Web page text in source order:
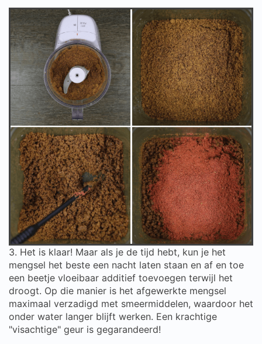
3. Het is klaar! Maar als je de tijd hebt, kun je het
mengsel het beste een nacht laten staan en af en toe
een beetje vloeibaar additief toevoegen terwijl het
droogt. Op die manier is het afgewerkte mengsel
maximaal verzadigd met smeermiddelen, waardoor het
onder water langer blijft werken. Een krachtige
"visachtige" geur is gegarandeerd!